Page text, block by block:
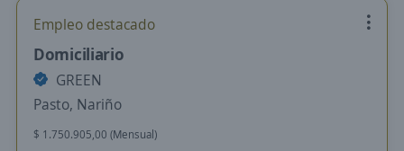
Empleo destacado
Domiciliario
GREEN
Pasto, Nariño
$ 1.750.905,00 (Mensual)